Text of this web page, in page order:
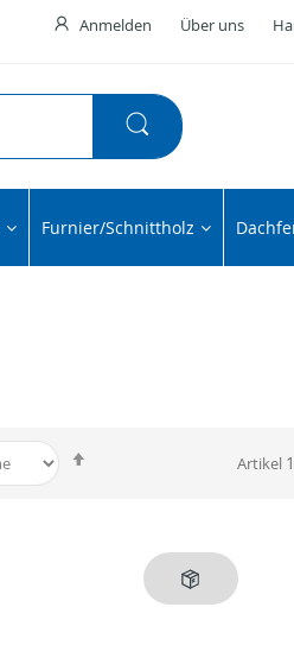
Anmelden Über uns
Furnier/Schnittholz
Artikel 1